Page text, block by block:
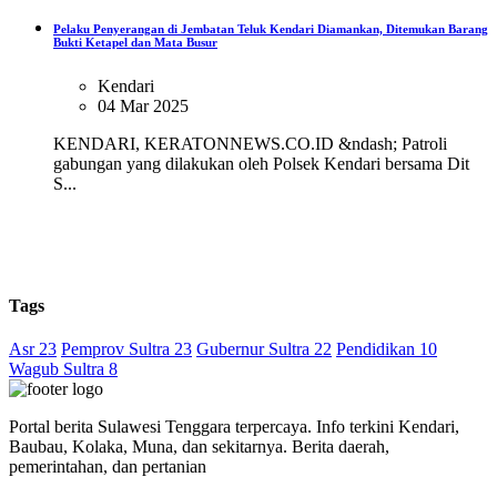
Pelaku Penyerangan di Jembatan Teluk Kendari Diamankan, Ditemukan Barang
Bukti Ketapel dan Mata Busur
Kendari
04 Mar 2025
KENDARI, KERATONNEWS.CO.ID &ndash; Patroli
gabungan yang dilakukan oleh Polsek Kendari bersama Dit
S...
Tags
Asr 23 Pemprov Sultra 23 Gubernur Sultra 22 Pendidikan 10
Wagub Sultra 8
Portal berita Sulawesi Tenggara terpercaya. Info terkini Kendari,
Baubau, Kolaka, Muna, dan sekitarnya. Berita daerah,
pemerintahan, dan pertanian